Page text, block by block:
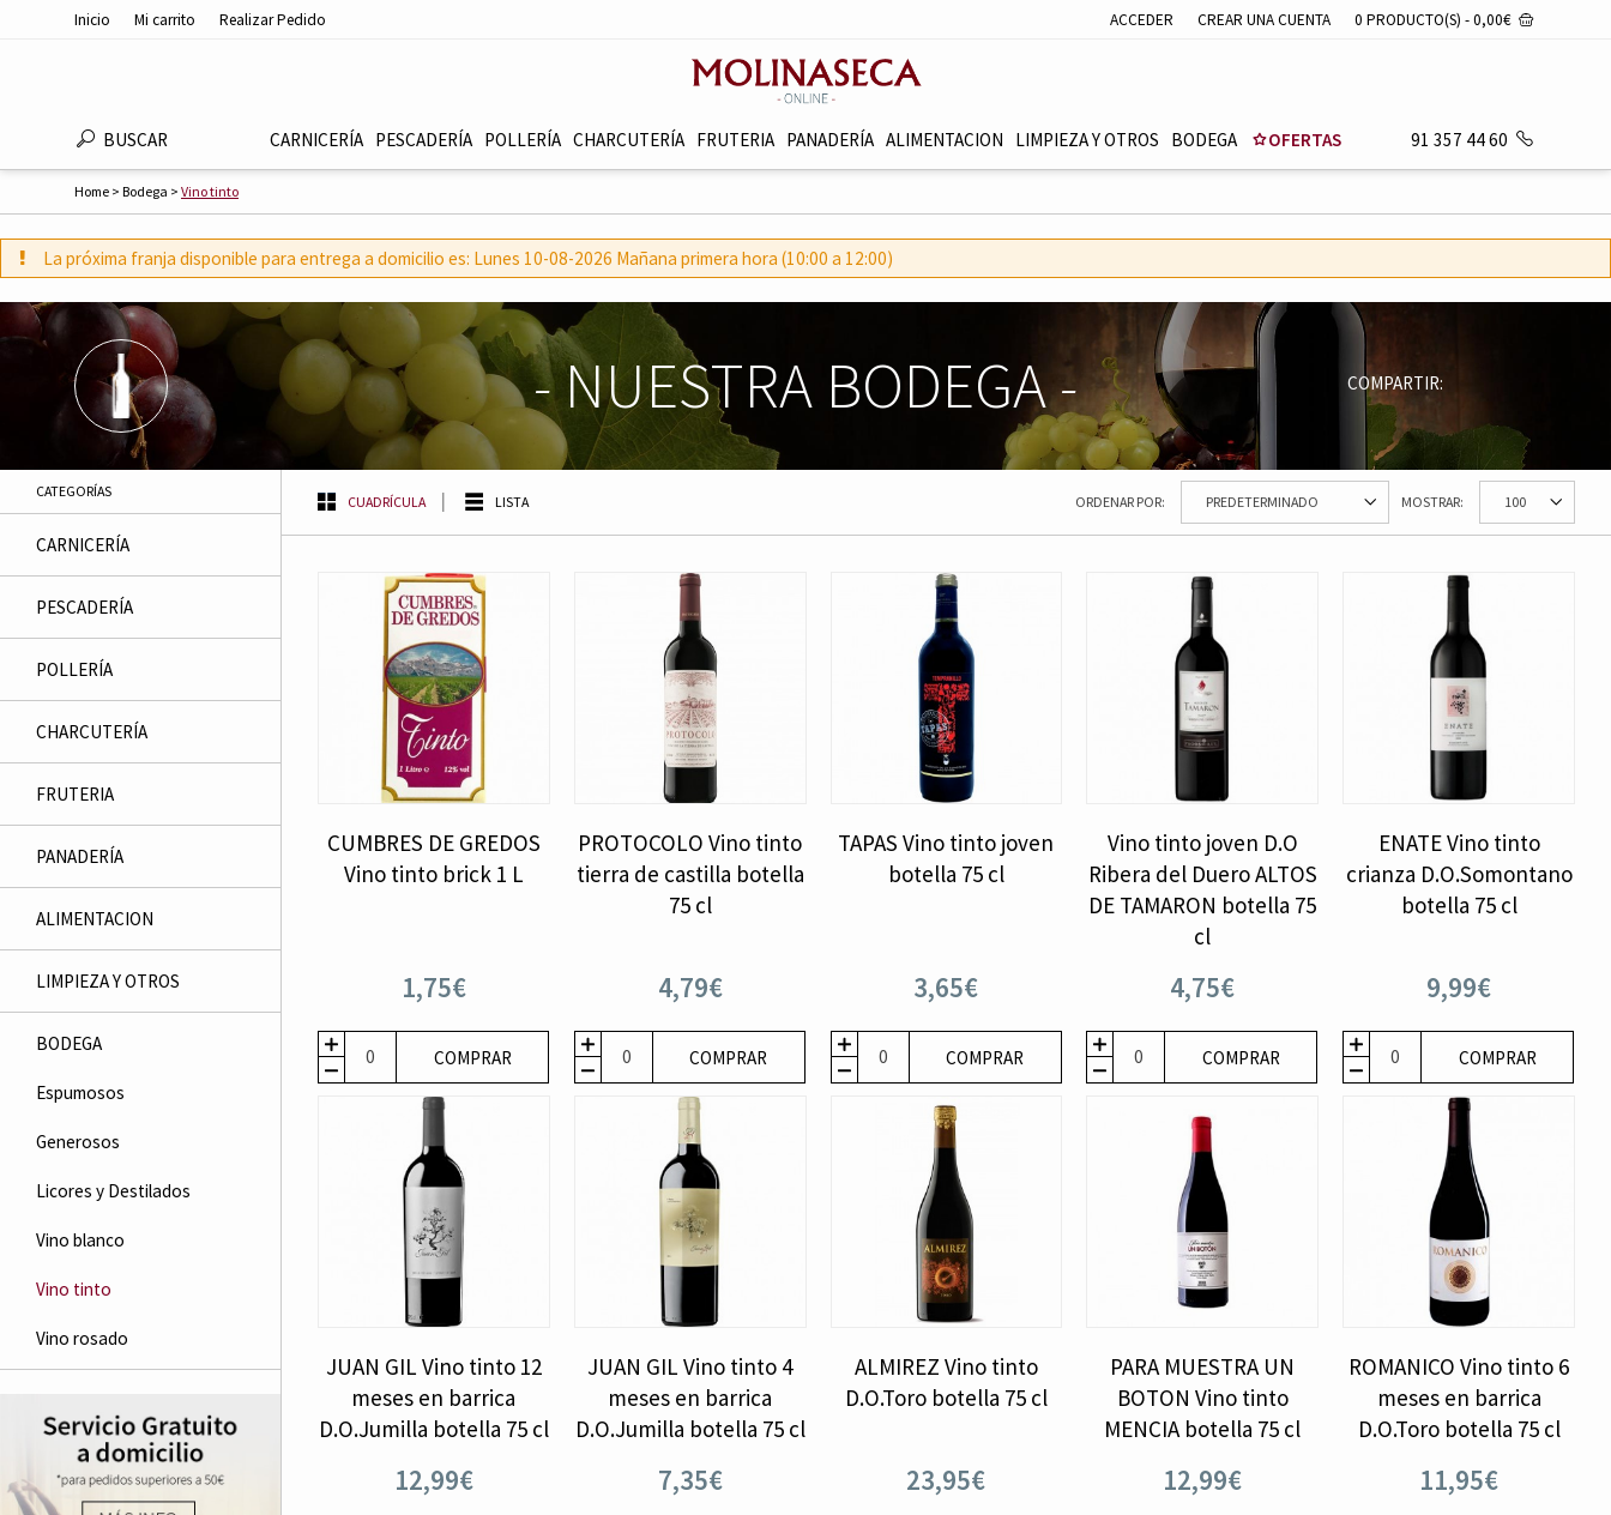
Inicio Mi carrito Realizar Pedido ACCEDER CREAR UNA CUENTA 0 PRODUCTO(S) - 0,00€
BUSCAR CARNICERÍA PESCADERÍ­A POLLERÍA CHARCUTERÍ­A FRUTERI­A PANADERÍ­A ALIMENTACION LIMPIEZA Y OTROS BODEGA OFERTAS 91 357 44 60
Home > Bodega > Vino tinto
La próxima franja disponible para entrega a domicilio es: Lunes 10-08-2026 Mañana primera hora (10:00 a 12:00)
-NUESTRA BODEGA- COMPARTIR:
CATEGORÍAS
CARNICERÍA
PESCADERÍ­A
POLLERÍA
CHARCUTERÍ­A
FRUTERI­A
PANADERÍ­A
ALIMENTACION
LIMPIEZA Y OTROS
BODEGA
Espumosos
Generosos
Licores y Destilados
Vino blanco
Vino tinto
Vino rosado
CUADRÍCULA LISTA ORDENAR POR: MOSTRAR:
CUMBRES DE GREDOS
Vino tinto brick 1 L
1,75€
COMPRAR
PROTOCOLO Vino tinto
tierra de castilla botella
75 cl
4,79€
COMPRAR
TAPAS Vino tinto joven
botella 75 cl
3,65€
COMPRAR
Vino tinto joven D.O
Ribera del Duero ALTOS
DE TAMARON botella 75
cl
4,75€
COMPRAR
ENATE Vino tinto
crianza D.O.Somontano
botella 75 cl
9,99€
COMPRAR
JUAN GIL Vino tinto 12
meses en barrica
D.O.Jumilla botella 75 cl
12,99€
JUAN GIL Vino tinto 4
meses en barrica
D.O.Jumilla botella 75 cl
7,35€
ALMIREZ Vino tinto
D.O.Toro botella 75 cl
23,95€
PARA MUESTRA UN
BOTON Vino tinto
MENCIA botella 75 cl
12,99€
ROMANICO Vino tinto 6
meses en barrica
D.O.Toro botella 75 cl
11,95€